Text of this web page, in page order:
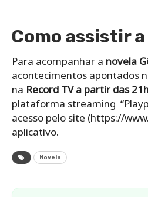
Como assistir
Para acompanhar a novela
acontecimentos apontados
na Record TV a partir das
plataforma streaming
acesso pelo site (https://
aplicativo.
Novela